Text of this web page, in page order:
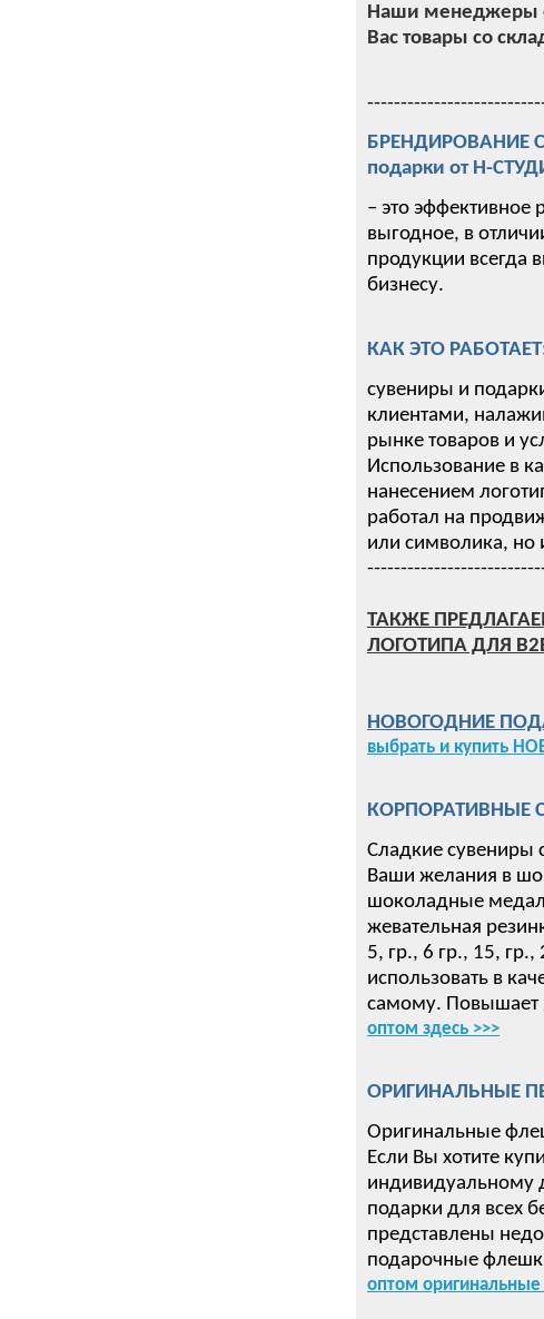
Наши менеджеры
Вас товары со
БРЕНДИРОВАНИЕ
подарки от Н-
– это эффективное
выгодное, в
продукции всегда
бизнесу.
КАК ЭТО
сувениры и
клиентами,
рынке товаров и
Использование в
нанесением
работал на
или символика, но
ТАКЖЕ
ЛОГОТИПА ДЛЯ
НОВОГОДНИЕ
выбрать и купить
КОРПОРАТИВНЫЕ
Сладкие сувениры
Ваши желания в
шоколадные
жевательная
5, гр., 6 гр., 15,
использовать в
самому. Повышает
оптом здесь >>>
ОРИГИНАЛЬНЫЕ
Оригинальные
Если Вы хотите
индивидуальному
подарки для всех
представлены
подарочные
оптом